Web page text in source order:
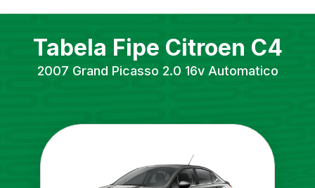
Tabela Fipe Citroen C4
2007 Grand Picasso 2.0 16v Automatico